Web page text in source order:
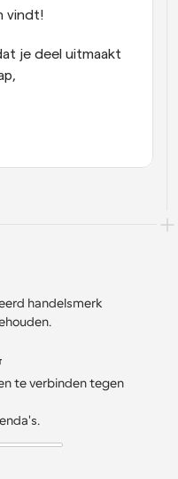
vindt!
je deel uitmaakt
handelsmerk
te verbinden tegen